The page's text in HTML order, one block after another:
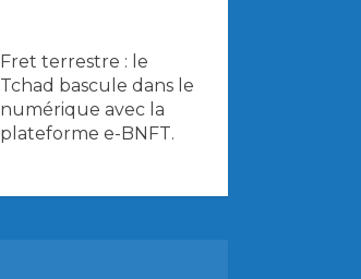
Fret terrestre : le
Tchad bascule dans le
numérique avec la
plateforme e-BNFT.